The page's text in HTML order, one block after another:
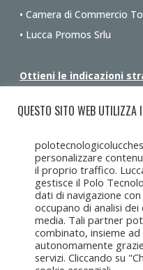
• Camera di Commercio
• Lucca Promos Srlu
Ottieni le indicazioni
QUESTO SITO WEB UTILIZZA
personalizzare
il proprio traffico.
gestisce il Polo
dati di navigazione
occupano di analisi
media. Tali partner
combinato, insieme
autonomamente
servizi. Cliccando su